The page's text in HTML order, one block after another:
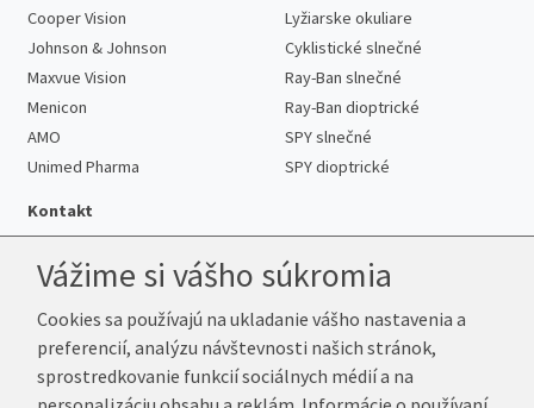
Cooper Vision
Johnson & Johnson
Maxvue Vision
Menicon
AMO
Unimed Pharma
Lyžiarske okuliare
Cyklistické slnečné
Ray-Ban slnečné
Ray-Ban dioptrické
SPY slnečné
SPY dioptrické
Kontakt
Telefón:+421 222 205 863
E-mail:info@k-sosovky.sk
Reklamačná adresa
Vážime si vášho súkromia
Cookies sa používajú na ukladanie vášho nastavenia a
preferencií, analýzu návštevnosti našich stránok,
sprostredkovanie funkcií sociálnych médií a na